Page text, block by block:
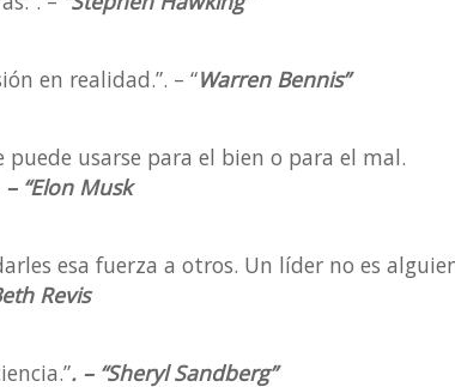
en realidad.”. – “Warren Bennis”
usarse para el bien o para el mal.
– “Elon Musk
esa fuerza a otros. Un líder no es
Revis
. – “Sheryl Sandberg”